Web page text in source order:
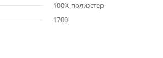
100% полиэстер
1700